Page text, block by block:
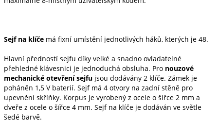
Sejf na klíče má fixní umístění jednotlivých háků, kterých je 48.
Hlavní předností sejfu díky velké a snadno ovladatelné
přehledné klávesnici je jednoduchá obsluha. Pro nouzové
mechanické otevření sejfu jsou dodávány 2 klíče. Zámek je
poháněn 1,5 V baterií. Sejf má 4 otvory na zadní stěně pro
upevnění skříňky. Korpus je vyrobený z ocele o šířce 2 mm a
dveře z ocele o šířce 4 mm. Sejf na klíče je dodáván ve světle
šedé barvě.